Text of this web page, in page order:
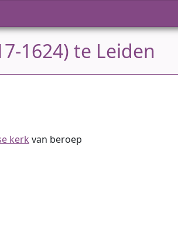
1624) te Leiden
kerk van beroep